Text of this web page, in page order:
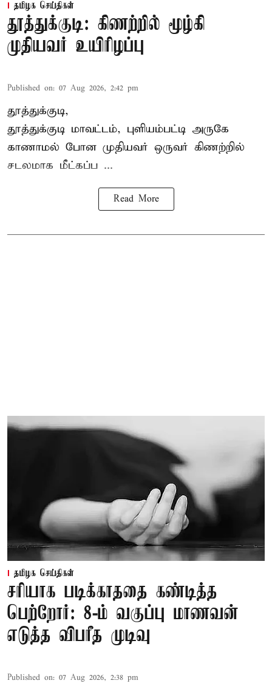
தமிழக செய்திகள்
தூத்துக்குடி: கிணற்றில் மூழ்கி
முதியவர் உயிரிழப்பு
Published on: 07 Aug 2026, 2:42 pm
தூத்துக்குடி,
தூத்துக்குடி மாவட்டம், புளியம்பட்டி அருகே
காணாமல் போன முதியவர் ஒருவர் கிணற்றில்
சடலமாக மீட்கப்ப ...
Read More
தமிழக செய்திகள்
சரியாக படிக்காததை கண்டித்த
பெற்றோர்: 8-ம் வகுப்பு மாணவன்
எடுத்த விபரீத முடிவு
Published on: 07 Aug 2026, 2:38 pm